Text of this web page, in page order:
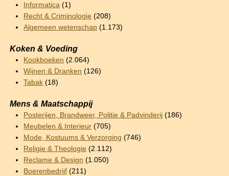
Informatica (1)
Recht & Criminologie (208)
Algemeen wetenschap (1.173)
Koken & Voeding
Kookboeken (2.064)
Wijnen & Dranken (126)
Tabak (18)
Mens & Maatschappij
Posterijen, Brandweer, Politie & Padvinderij (186)
Meubelen & Interieur (705)
Mode, Kostuums & Verzorging (746)
Religie & Theologie (2.112)
Reclame & Design (1.050)
Boerenbedrijf (211)